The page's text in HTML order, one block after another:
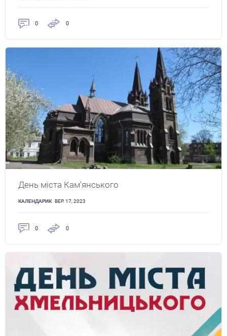
0 0
День міста Кам'янського
КАЛЕНДАРИК ВЕР. 17, 2023
0 0